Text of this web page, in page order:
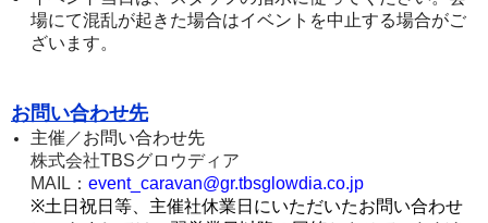
場にて混乱が起きた場合はイベントを中止する場合がご
ざいます。
お問い合わせ先
主催／お問い合わせ先
株式会社TBSグロウディア
MAIL： event_caravan@gr.tbsglowdia.co.jp
※土日祝日等、主催社休業日にいただいたお問い合わせ